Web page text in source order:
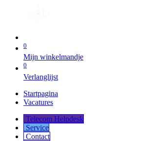
0
Mijn winkelmandje
0
Verlanglijst
Startpagina
Vacatures
Telecom Helpdesk
Service
Co​​​​​​ntact